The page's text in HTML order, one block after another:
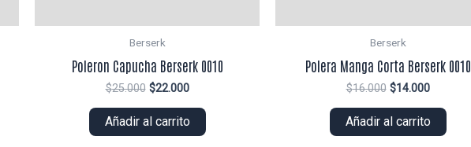
Berserk
Poleron Capucha Berserk 0010
$25.000 El
original
era:
$22.000El
actual
es:
Añadir al carrito
Berserk
Polera Manga Corta Berserk 0010
$16.000 El
original
era:
$14.000El
actual
es:
Añadir al carrito